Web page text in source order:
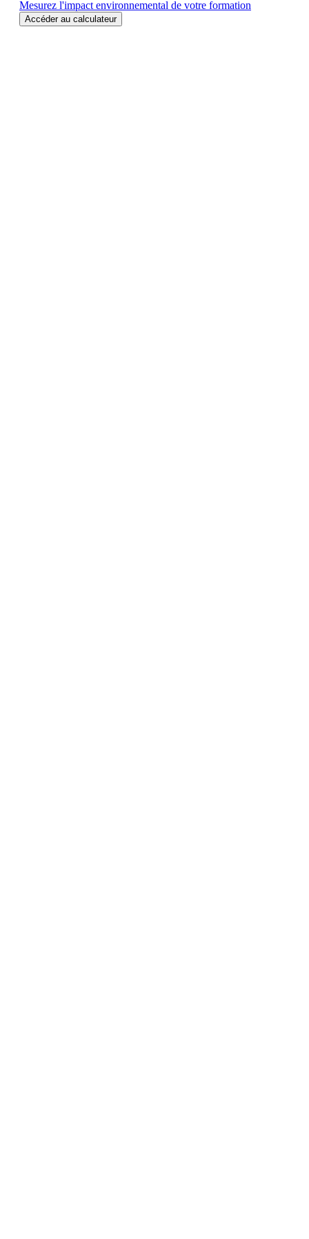
Mesurez l'impact environnemental de votre formation
Accéder au calculateur